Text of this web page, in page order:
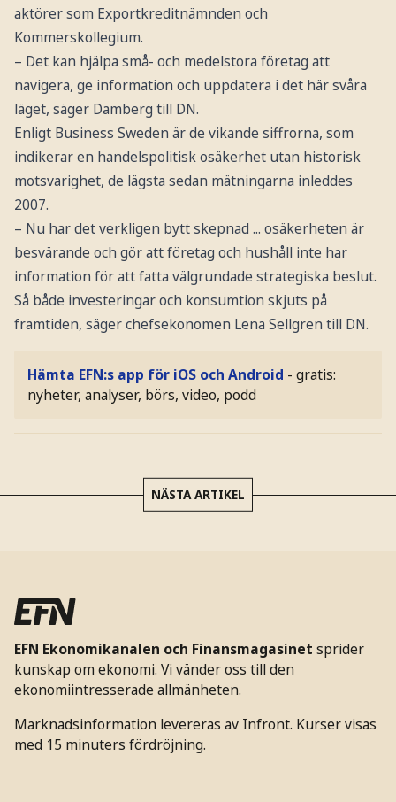
aktörer som Exportkreditnämnden och
Kommerskollegium.
– Det kan hjälpa små- och medelstora företag att
navigera, ge information och uppdatera i det här svåra
läget, säger Damberg till DN.
Enligt Business Sweden är de vikande siffrorna, som
indikerar en handelspolitisk osäkerhet utan historisk
motsvarighet, de lägsta sedan mätningarna inleddes
2007.
– Nu har det verkligen bytt skepnad ... osäkerheten är
besvärande och gör att företag och hushåll inte har
information för att fatta välgrundade strategiska beslut.
Så både investeringar och konsumtion skjuts på
framtiden, säger chefsekonomen Lena Sellgren till DN.
Hämta EFN:s app för iOS och Android - gratis:
nyheter, analyser, börs, video, podd
NÄSTA ARTIKEL
EFN Ekonomikanalen och Finansmagasinet sprider
kunskap om ekonomi. Vi vänder oss till den
ekonomiintresserade allmänheten.
Marknadsinformation levereras av Infront. Kurser visas
med 15 minuters fördröjning.